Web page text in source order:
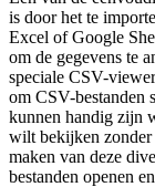
is door het te
Excel of Google
om de gegevens te
speciale CSV-
om CSV-bestanden
kunnen handig zijn
wilt bekijken zonder
maken van deze
bestanden openen